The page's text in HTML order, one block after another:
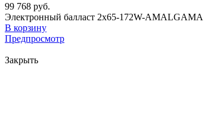
99 768 руб.
Электронный балласт 2x65-172W-AMALGAMA
В корзину
Предпросмотр
Закрыть